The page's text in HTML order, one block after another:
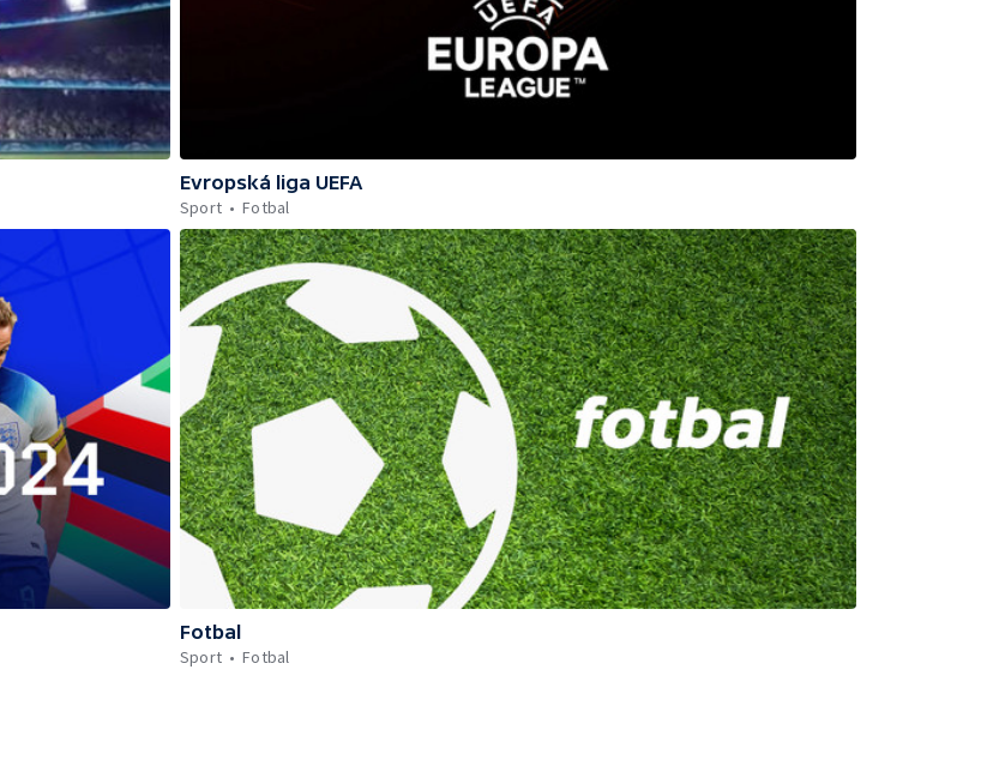
Evropská liga UEFA
Sport
Fotbal
Fotbal
Sport
Fotbal